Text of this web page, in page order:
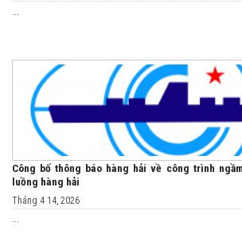
Công bố thông báo hàng hải về công trình
luồng hàng hải
Tháng 4 14, 2026